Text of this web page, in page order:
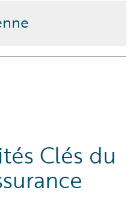
charge les technologies
Clés du